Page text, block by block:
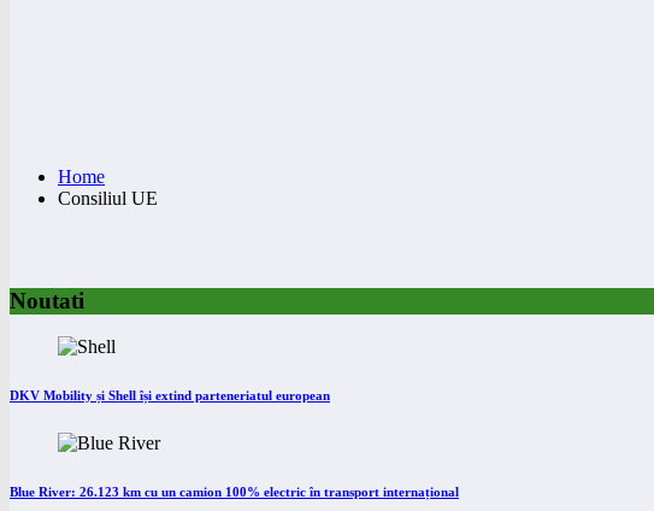
Home
Consiliul UE
Noutati
DKV Mobility și Shell își extind parteneriatul european
Blue River: 26.123 km cu un camion 100% electric în transport internațional